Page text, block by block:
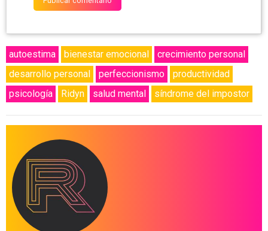
autoestima bienestar emocional
crecimiento personal
desarrollo personal
perfeccionismo
productividad
psicología
Ridyn salud mental síndrome del impostor